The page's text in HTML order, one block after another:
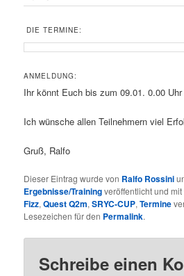
DIE TERMINE:
ANMELDUNG:
Ihr könnt Euch bis zum 09.01. 0.00
Ich wünsche allen Teilnehmern viel
Gruß, Ralfo
Dieser Eintrag wurde von Ralfo Rossini
Ergebnisse/Trainingveröffentlicht und mit
Fizz,Quest Q2m,SRYC-CUP,Termine
Lesezeichen für den Permalink.
Schreibe einen